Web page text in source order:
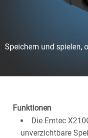
Speichern und spielen,
Funktionen
Die Emtec
unverzichtbare